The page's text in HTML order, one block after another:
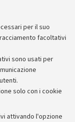
per il suo
facoltativi
sono usati per
solo con i cookie
attivando l'opzione